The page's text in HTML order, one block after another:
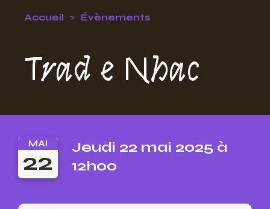
Accueil Évènements
Trad e Nhac
MAI
22
Jeudi 22 mai 2025 à
12h00